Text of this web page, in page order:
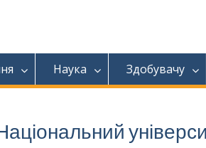
Наука Здобувачу